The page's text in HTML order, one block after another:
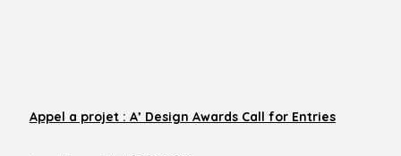
Appel a projet : A’ Design Awards Call for Entries